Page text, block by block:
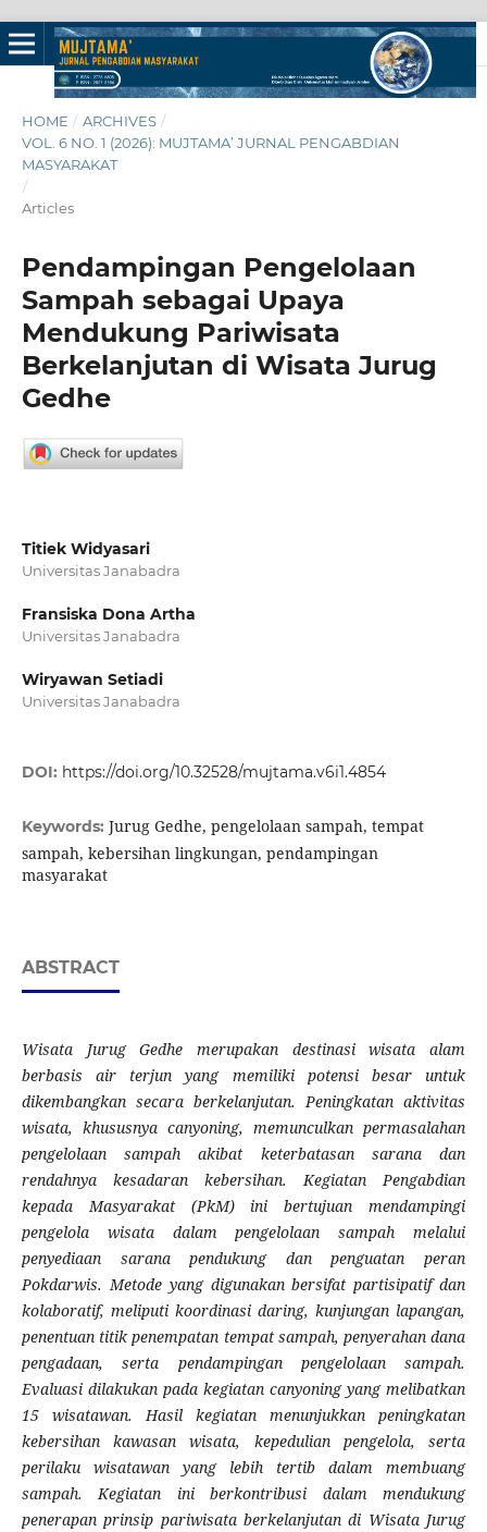
HOME / ARCHIVES /
VOL. 6 NO. 1 (2026): MUJTAMA’ JURNAL PENGABDIAN
MASYARAKAT
/
Articles
Pendampingan Pengelolaan
Sampah sebagai Upaya
Mendukung Pariwisata
Berkelanjutan di Wisata Jurug
Gedhe
Titiek Widyasari
Universitas Janabadra
Fransiska Dona Artha
Universitas Janabadra
Wiryawan Setiadi
Universitas Janabadra
DOI: https://doi.org/10.32528/mujtama.v6i1.4854
Keywords: Jurug Gedhe, pengelolaan sampah, tempat
sampah, kebersihan lingkungan, pendampingan
masyarakat
ABSTRACT
Wisata Jurug Gedhe merupakan destinasi wisata alam
berbasis air terjun yang memiliki potensi besar untuk
dikembangkan secara berkelanjutan. Peningkatan aktivitas
wisata, khususnya canyoning, memunculkan permasalahan
pengelolaan sampah akibat keterbatasan sarana dan
rendahnya kesadaran kebersihan. Kegiatan Pengabdian
kepada Masyarakat (PkM) ini bertujuan mendampingi
pengelola wisata dalam pengelolaan sampah melalui
penyediaan sarana pendukung dan penguatan peran
Pokdarwis. Metode yang digunakan bersifat partisipatif dan
kolaboratif, meliputi koordinasi daring, kunjungan lapangan,
penentuan titik penempatan tempat sampah, penyerahan dana
pengadaan, serta pendampingan pengelolaan sampah.
Evaluasi dilakukan pada kegiatan canyoning yang melibatkan
15 wisatawan. Hasil kegiatan menunjukkan peningkatan
kebersihan kawasan wisata, kepedulian pengelola, serta
perilaku wisatawan yang lebih tertib dalam membuang
sampah. Kegiatan ini berkontribusi dalam mendukung
penerapan prinsip pariwisata berkelanjutan di Wisata Jurug